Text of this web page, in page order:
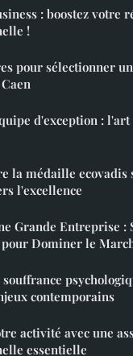
: boostez votre
!
pour sélectionner
d'exception : l'art
la médaille ecovadis
l'excellence
Grande Entreprise :
Dominer le
contemporains
activité avec une
essentielle